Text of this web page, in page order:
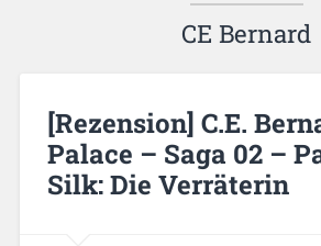
CE Bernard
[Rezension] C.E.
Palace – Saga 02 –
Silk: Die Verräterin